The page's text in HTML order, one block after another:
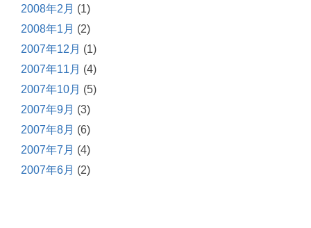
2008年2月 (1)
2008年1月 (2)
2007年12月 (1)
2007年11月 (4)
2007年10月 (5)
2007年9月 (3)
2007年8月 (6)
2007年7月 (4)
2007年6月 (2)